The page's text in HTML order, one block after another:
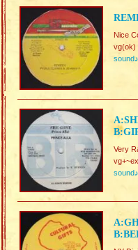
Nice
vg(ok)
sound♪
Very
sound♪